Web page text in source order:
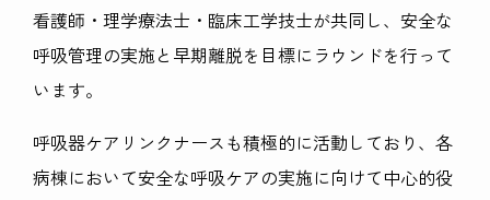
看護師・理学療法士・臨床工学技士が共同し、安全な
呼吸管理の実施と早期離脱を目標にラウンドを行って
います。
呼吸器ケアリンクナースも積極的に活動しており、各
病棟において安全な呼吸ケアの実施に向けて中心的役